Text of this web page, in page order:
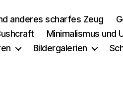
anderes scharfes Zeug
Minimalismus und
Bildergalerien